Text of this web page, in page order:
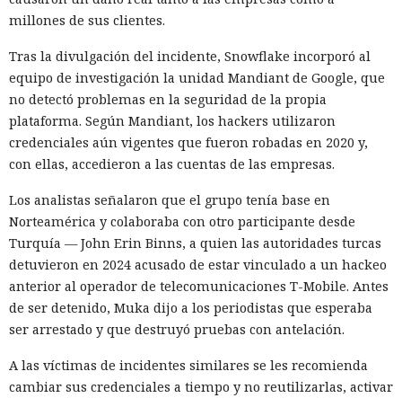
extranjeros. En estas condiciones, los negocios se convierten
no simplemente en participantes de la competencia de
mercado.
Era demasiado pronto para dar
por muerto a Next.js: la versión
16.3 pulveriza los récords de
rendimiento.
12:01 / 07.08.2026
Ingenieros reducen en un 90% el consumo de memoria
RAM y aceleran la compilación 2,3 veces.
millones de sus clientes.
Tras la divulgación del incidente, Snowflake incorporó al
equipo de investigación la unidad Mandiant de Google, que
no detectó problemas en la seguridad de la propia
plataforma. Según Mandiant, los hackers utilizaron
credenciales aún vigentes que fueron robadas en 2020 y,
con ellas, accedieron a las cuentas de las empresas.
Los analistas señalaron que el grupo tenía base en
Norteamérica y colaboraba con otro participante desde
Turquía — John Erin Binns, a quien las autoridades turcas
detuvieron en 2024 acusado de estar vinculado a un hackeo
anterior al operador de telecomunicaciones T-Mobile. Antes
de ser detenido, Muka dijo a los periodistas que esperaba
ser arrestado y que destruyó pruebas con antelación.
A las víctimas de incidentes similares se les recomienda
cambiar sus credenciales a tiempo y no reutilizarlas, activar